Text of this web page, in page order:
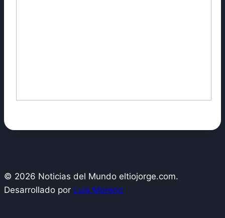
© 2026 Noticias del Mundo eltiojorge.com.
Desarrollado por Luis Moreno